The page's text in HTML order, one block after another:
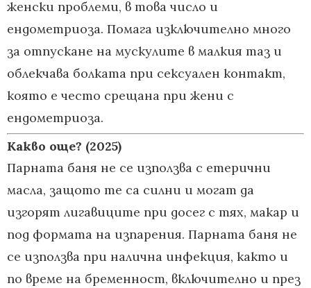
женски проблеми, в това число и
ендометриоза. Помага изключително много
за отпускане на мускулите в малкия таз и
облекчава болката при сексуален контакт,
която е често срещана при жени с
ендометриоза.
Какво още? (2025)
Парната баня не се използва с етерични
масла, защото те са силни и могат да
изгорят лигавиците при досег с тях, макар и
под формата на изпарения. Парната баня не
се използва при налична инфекция, както и
по време на бременност, включително и през